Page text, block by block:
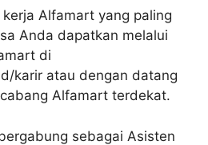
Alfamart yang paling
Anda dapatkan melalui
di
karir atau dengan datang
Alfamart terdekat.
sebagai Asisten